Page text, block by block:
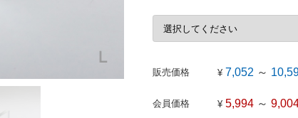
販売価格 ¥ 7,052 ～
会員価格 ¥ 5,994 ～